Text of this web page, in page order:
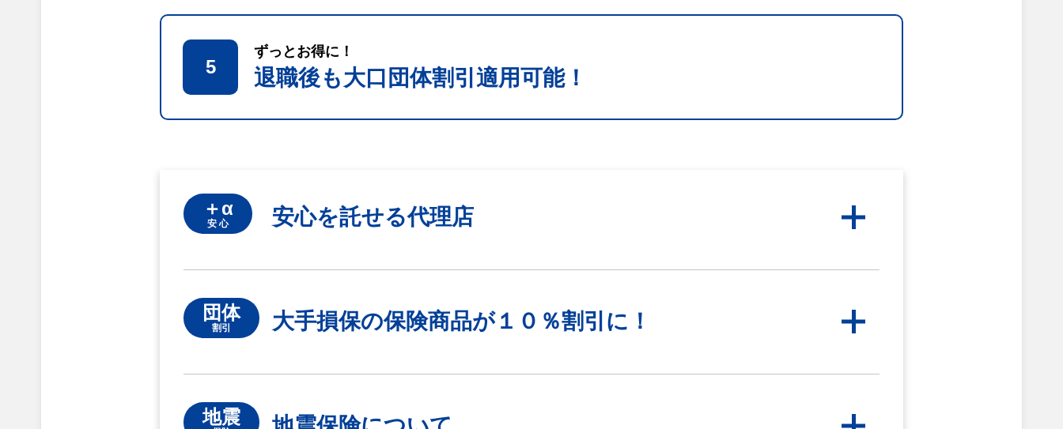
5
ずっとお得に！
退職後も大口団体割引適用可能！
＋α
安 心 安心を託せる代理店
団体
割引 大手損保の保険商品が１０％割引に！
地震